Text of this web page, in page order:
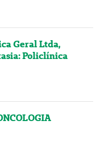
Geral Ltda,
Policlínica